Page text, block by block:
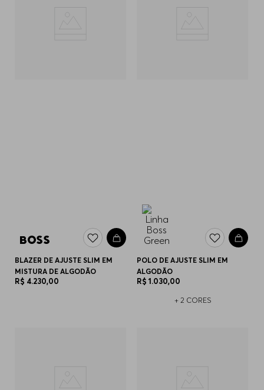
BLAZER DE AJUSTE SLIM EM
MISTURA DE ALGODÃO
R$ 4.230,00
POLO DE AJUSTE SLIM EM
ALGODÃO
R$ 1.030,00
+ 2 CORES